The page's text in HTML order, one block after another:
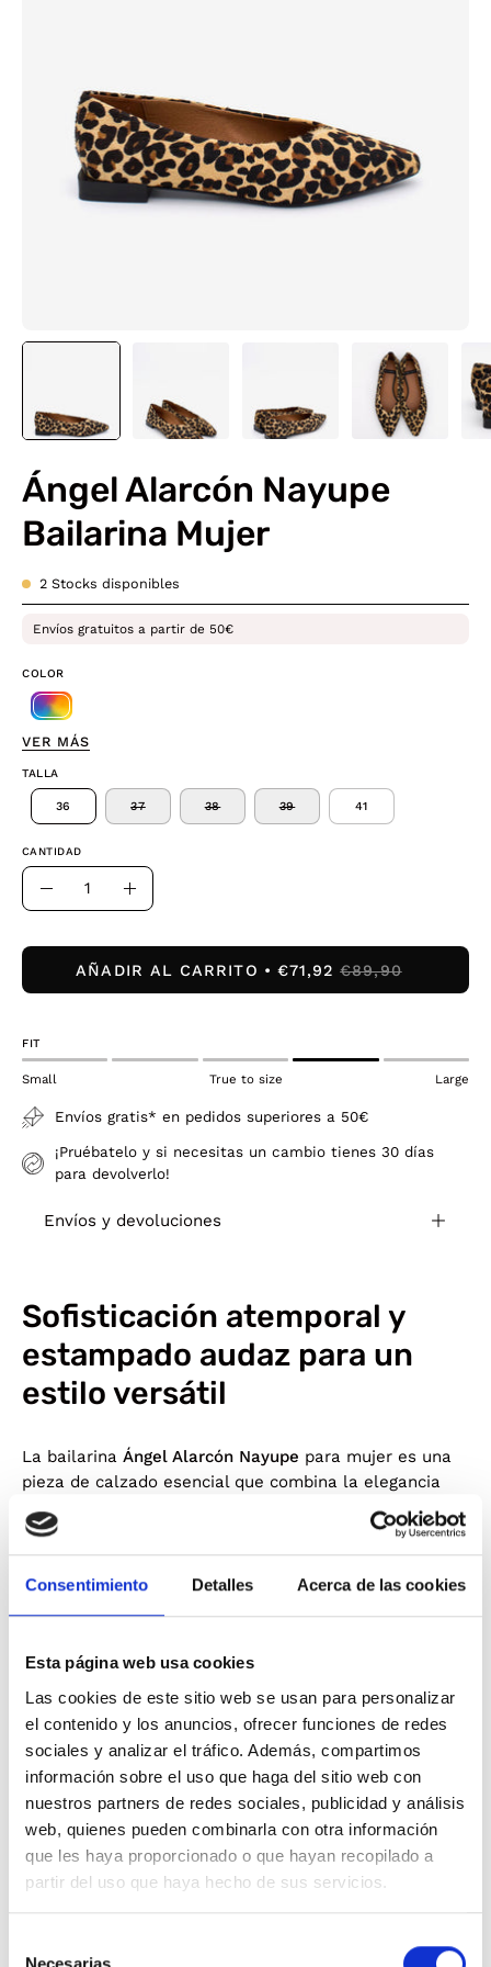
Consentimiento Detalles Acerca de las cookies
Esta página web usa cookies
Las cookies de este sitio web se usan para personalizar
el contenido y los anuncios, ofrecer funciones de redes
sociales y analizar el tráfico. Además, compartimos
información sobre el uso que haga del sitio web con
nuestros partners de redes sociales, publicidad y análisis
web, quienes pueden combinarla con otra información
que les haya proporcionado o que hayan recopilado a
partir del uso que haya hecho de sus servicios.
Ángel Alarcón Nayupe
Bailarina Mujer
2 Stocks disponibles
Envíos gratuitos a partir de 50€
COLOR
VER MÁS
TALLA
36 37 38 39 41
CANTIDAD
Cantidad
Disminuir
cantidad
Aumentar
AÑADIR AL CARRITO €71,92 €89,90
FIT
Small True to size Large
Envíos gratis* en pedidos superiores a 50€
¡Pruébatelo y si necesitas un cambio tienes 30 días
para devolverlo!
Envíos y devoluciones
Sofisticación atemporal y
estampado audaz para un
estilo versátil
La bailarina Ángel Alarcón Nayupe para mujer es una
pieza de calzado esencial que combina la elegancia
clásica con una actitud contemporánea y atrevida.
Este modelo destaca por su silueta de punta fina, que
alarga visualmente la figura y aporta un aire refinado,
ideal tanto para eventos formales como para elevar un
de alta calidad con un llamativo estampado de
leopardo, que aporta personalidad y un toque de lujo a
cualquier estilismo. Su diseño de escote cerrado y
líneas limpias asegura un ajuste cómodo y seguro al
pie. En la base, cuenta con un pequeño tacón de
bloque cuadrado en color sólido que proporciona la
elevación justa para mantener la comodidad durante
todo el día, apoyado sobre una suela fina y flexible
que garantiza una pisada ligera y estable.
Características destacadas:
Estampado animal de tendencia: acabado con